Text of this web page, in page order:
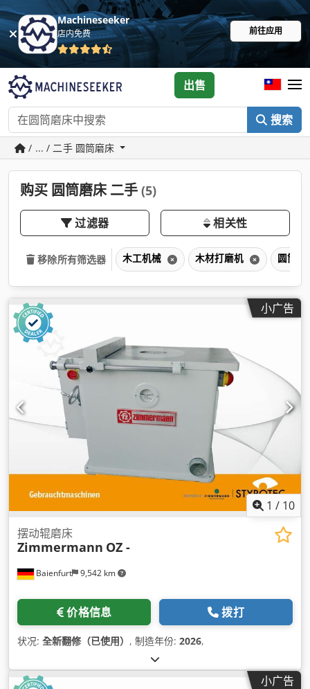
Machineseeker
店内免费 前往应用
搜索
出售
/ ... / 二手 圆筒磨床
购买 圆筒磨床 二手 (5)
过滤器 相关性
移除所有筛选器 木工机械 木材打磨机 圆筒
小广告
1 / 10
Baienfurt 9,542 km
摆动辊磨床
Zimmermann OZ -
价格信息 拨打
状况: 全新翻修（已使用） , 制造年份: 2026,
小广告